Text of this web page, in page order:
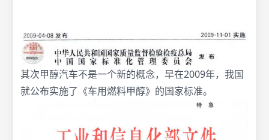
其次甲醇汽车不是一个新的概念，早在2009年，我国
就公布实施了《车用燃料甲醇》的国家标准。